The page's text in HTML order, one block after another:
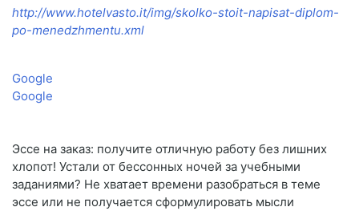
http://www.hotelvasto.it/img/skolko-stoit-napisat-diplom-
po-menedzhmentu.xml
Google
Google
Эссе на заказ: получите отличную работу без лишних
хлопот! Устали от бессонных ночей за учебными
заданиями? Не хватает времени разобраться в теме
эссе или не получается сформулировать мысли